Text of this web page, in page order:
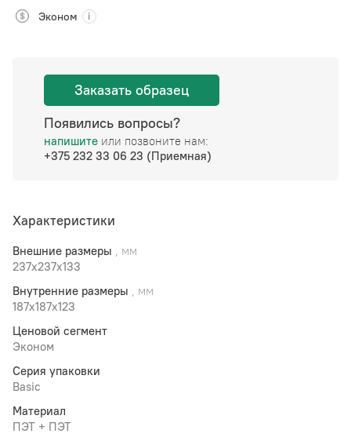
Эконом
Заказать образец
Появились вопросы?
напишите или позвоните нам:
+375 232 33 06 23 (Приемная)
Характеристики
Внешние размеры , мм
237x237x133
Внутренние размеры , мм
187x187x123
Ценовой сегмент
Эконом
Серия упаковки
Basic
Материал
ПЭТ + ПЭТ